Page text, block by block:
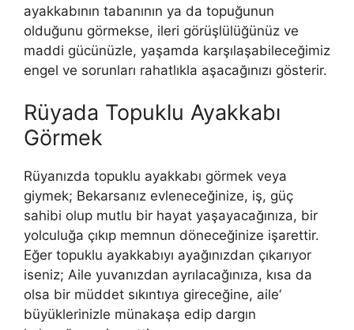
ayakkabının tabanının ya da topuğunun
olduğunu görmekse, ileri görüşlülüğünüz ve
maddi gücü­nüzle, yaşamda karşılaşabileceğimiz
engel ve sorunları rahatlık­la aşacağınızı gösterir.
Rüyada Topuklu Ayakkabı
Görmek
Rüyanızda topuklu ayakkabı görmek veya
giymek; Bekarsanız evleneceğinize, iş, güç
sahibi olup mutlu bir hayat yaşayacağınıza, bir
yolculuğa çıkıp memnun döneceğinize işarettir.
Eğer topuklu ayakkabıyı ayağınızdan çıkarıyor
iseniz; Aile yuvanızdan ayrılacağınıza, kısa da
olsa bir müddet sıkıntıya gireceğine, aile‘
büyüklerinizle münakaşa edip dargın